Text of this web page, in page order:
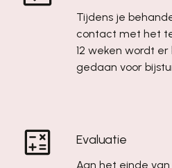
Tijdens je
contact met het
12 weken wordt
gedaan voor
Evaluatie
Aan het einde